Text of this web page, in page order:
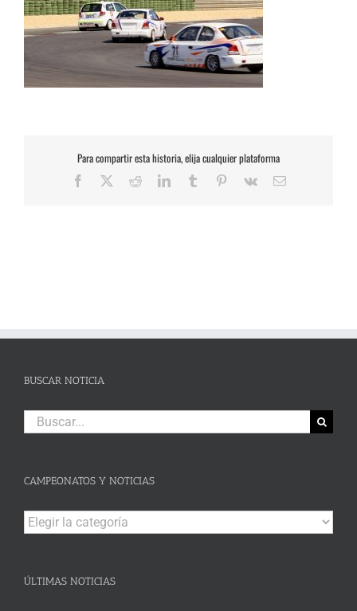
Para compartir esta historia, elija cualquier plataforma
Facebook RedditLinkedInTumblr Pinterest
Vk
Correo
BUSCAR NOTICIA
Buscar:
CAMPEONATOS Y NOTICIAS
Campeonatos
y
ÚLTIMAS NOTICIAS